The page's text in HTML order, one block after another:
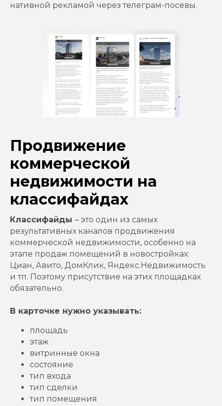
нативной рекламой через телеграм-посевы.
Продвижение
коммерческой
недвижимости на
классифайдах
Классифайды – это один из самых
результативных каналов продвижения
коммерческой недвижимости, особенно на
этапе продаж помещений в новостройках:
Циан, Авито, ДомКлик, Яндекс.Недвижимость
и тп. Поэтому присутствие на этих площадках
обязательно.
В карточке нужно указывать:
площадь
этаж
витринные окна
состояние
тип входа
тип сделки
тип помещения